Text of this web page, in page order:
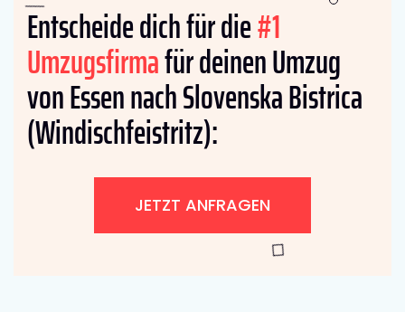
Entscheide dich für die#1
Umzugsfirmafür deinen Umzug
von Essen nach Slovenska Bistrica
(Windischfeistritz):
JETZT ANFRAGEN